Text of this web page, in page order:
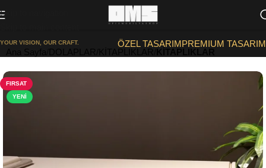
Skip to navigation
YOUR VISION, OUR CRAFT. ÖZEL TASARIMPREMIUM TASARIM
FIRSAT
YENI